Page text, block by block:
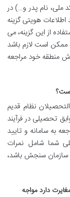
ملی، نام پدر و…) در
هویتی گزینه
از این گزینه، می
ممکن است لازم باشد
منطقه خود مراجعه
نظام قدیم
تحصیلی در فرآیند
به سامانه و تایید
شما شامل نمرات
سنجش باشد،
دارد مواجه